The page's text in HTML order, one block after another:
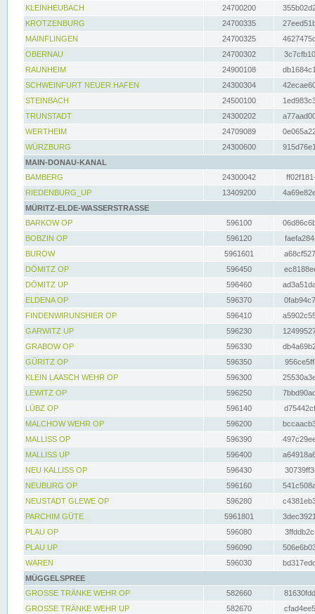
KLEINHEUBACH 24700200
KROTZENBURG
24700335
MAINFLINGEN
24700325
OBERNAU
24700302
RAUNHEIM
24900108
SCHWEINFURT NEUER HAFEN
24300304
STEINBACH
24500100
TRUNSTADT
24300202
WERTHEIM
24709089
WÜRZBURG
24300600
MAIN-DONAU-KANAL
BAMBERG
24300042
RIEDENBURG_UP
13409200
MÜRITZ-ELDE-WASSERSTRASSE
BARKOW OP
596100
BOBZIN OP
596120
BUROW
5961601
DÖMITZ OP
596450
DÖMITZ UP
596460
ELDENA OP
596370
FINDENWIRUNSHIER OP
596410
GARWITZ UP
596230
GRABOW OP
596330
GÜRITZ OP
596350
KLEIN LAASCH WEHR OP
596300
LEWITZ OP
596250
LÜBZ OP
596140
MALCHOW WEHR OP
596200
MALLISS OP
596390
MALLISS UP
596400
NEU KALLISS OP
596430
NEUBURG OP
596160
NEUSTADT GLEWE OP
596280
PARCHIM GÜTE
5961801
PLAU OP
596080
PLAU UP
596090
WAREN
596030
MÜGGELSPREE
GROSSE TRÄNKE WEHR OP
582660
GROSSE TRÄNKE WEHR UP
582670